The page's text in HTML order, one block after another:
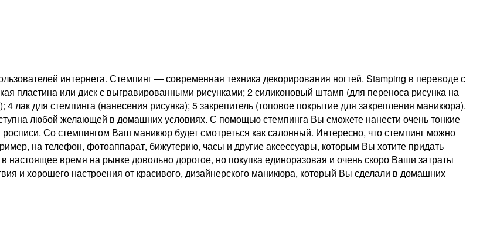
интернета. Стемпинг — современная техника декорирования ногтей. Stamping в переводе с
пластина или диск с выгравированными рисунками; 2 силиконовый штамп (для переноса рисунка на
лак для стемпинга (нанесения рисунка); 5 закрепитель (топовое покрытие для закрепления маникюра).
любой желающей в домашних условиях. С помощью стемпинга Вы сможете нанести очень тонкие
Со стемпингом Ваш маникюр будет смотреться как салонный. Интересно, что стемпинг можно
на телефон, фотоаппарат, бижутерию, часы и другие аксессуары, которым Вы хотите придать
настоящее время на рынке довольно дорогое, но покупка единоразовая и очень скоро Ваши затраты
и хорошего настроения от красивого, дизайнерского маникюра, который Вы сделали в домашних